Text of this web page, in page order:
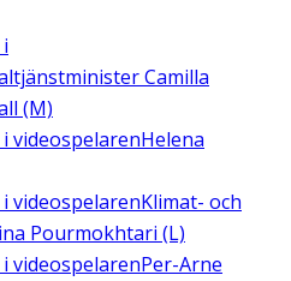
i
Camilla
(M)
i videospelarenHelena
i videospelarenKlimat- och
Pourmokhtari (L)
i videospelarenPer-Arne